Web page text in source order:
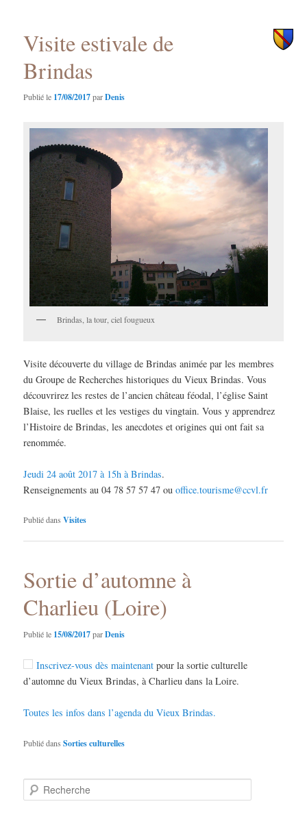
Visite estivale de
Brindas
Publié le 17/08/2017parDenis
Brindas, la tour, ciel fougueux
Visite découverte du village de Brindas animée par les membres
du Groupe de Recherches historiques du Vieux Brindas. Vous
découvrirez les restes de l’ancien château féodal, l’église Saint
Blaise, les ruelles et les vestiges du vingtain. Vous y apprendrez
l’Histoire de Brindas, les anecdotes et origines qui ont fait sa
renommée.
Jeudi 24 août 2017 à 15h à Brindas.
Renseignements au 04 78 57 57 47 ouoffice.tourisme@ccvl.fr
Publié dans Visites
Sortie d’automne à
Charlieu (Loire)
Publié le 15/08/2017parDenis
Inscrivez-vous dès maintenant pour la sortie culturelle
d’automne du Vieux Brindas, à Charlieu dans la Loire.
Toutes les infos dans l’agenda du Vieux Brindas.
Publié dans Sorties culturelles
e